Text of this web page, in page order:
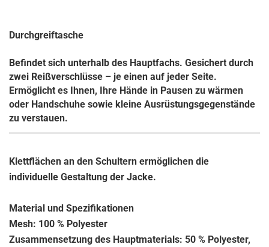
Durchgreiftasche
Befindet sich unterhalb des Hauptfachs. Gesichert durch
zwei Reißverschlüsse – je einen auf jeder Seite.
Ermöglicht es Ihnen, Ihre Hände in Pausen zu wärmen
oder Handschuhe sowie kleine Ausrüstungsgegenstände
zu verstauen.
Klettflächen an den Schultern ermöglichen die
individuelle Gestaltung der Jacke.
Material und Spezifikationen
Mesh: 100 % Polyester
Zusammensetzung des Hauptmaterials: 50 % Polyester,